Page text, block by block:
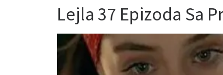
Lejla 37 Epizoda Sa